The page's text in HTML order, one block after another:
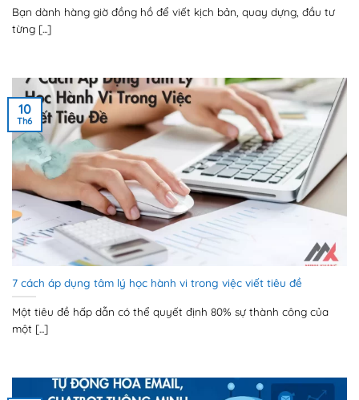
Bạn dành hàng giờ đồng hồ để viết kịch bản, quay dựng, đầu tư
từng [...]
7 cách áp dụng tâm lý học hành vi trong việc viết tiêu đề
Một tiêu đề hấp dẫn có thể quyết định 80% sự thành công của
một [...]
10
Th6